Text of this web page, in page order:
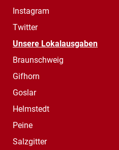
Instagram
Twitter
Unsere Lokalausgaben
Braunschweig
Gifhorn
Goslar
Helmstedt
Peine
Salzgitter